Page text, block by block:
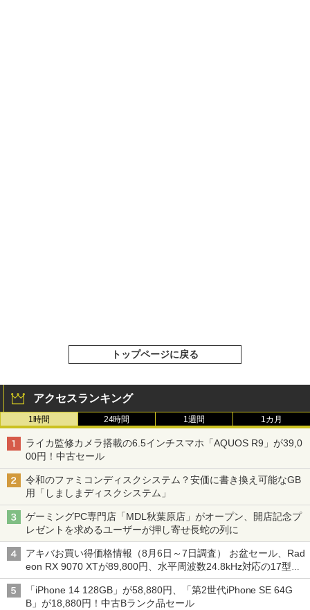
トップページに戻る
アクセスランキング
1時間 24時間 1週間 1カ月
ライカ監修カメラ搭載の6.5インチスマホ「AQUOS R9」が39,0
00円！中古セール
令和のファミコンディスクシステム？安価に書き換え可能なGB
用「しましまディスクシステム」
ゲーミングPC専門店「MDL秋葉原店」がオープン、開店記念プ
レゼントを求めるユーザーが押し寄せ長蛇の列に
アキバお買い得価格情報（8月6日～7日調査） お盆セール、Rad
eon RX 9070 XTが89,800円、水平周波数24.8kHz対応の17型モ
ニターが9,801円、暑さ指数連動セール ほか
「iPhone 14 128GB」が58,880円、「第2世代iPhone SE 64G
B」が18,880円！中古Bランク品セール